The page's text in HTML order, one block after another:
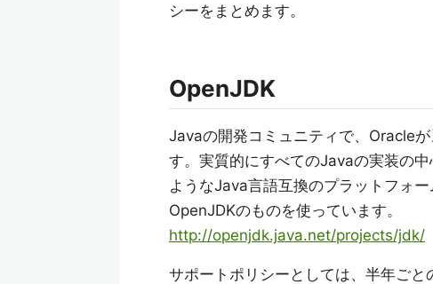
シーをまとめます。
OpenJDK
Javaの開発コミュニティで、Oracle
す。実質的にすべてのJavaの実装の
ようなJava言語互換のプラットフォ
OpenJDKのものを使っています。
http://openjdk.java.net/projects/jdk/
サポートポリシーとしては、半年ご